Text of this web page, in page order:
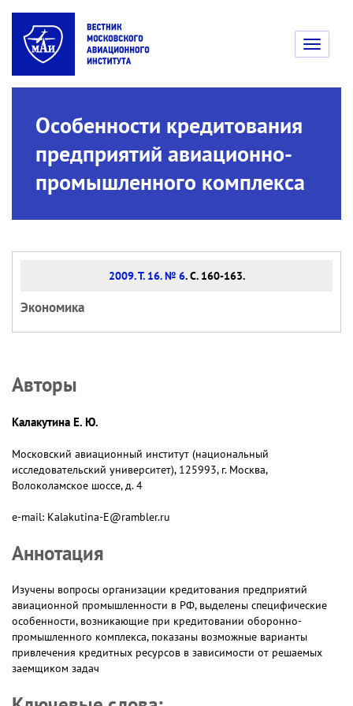
Toggle
Особенности кредитования
предприятий авиационно-
промышленного комплекса
2009. Т. 16. № 6. С. 160-163.
Экономика
Авторы
Калакутина Е. Ю.
Московский авиационный институт (национальный
исследовательский университет), 125993, г. Москва,
Волоколамское шоссе, д. 4
e-mail: Kalakutina-E@rambler.ru
Аннотация
Изучены вопросы организации кредитования предприятий
авиационной промышленности в РФ, выделены специфические
особенности, возникающие при кредитовании оборонно-
промышленного комплекса, показаны возможные варианты
привлечения кредитных ресурсов в зависимости от решаемых
заемщиком задач